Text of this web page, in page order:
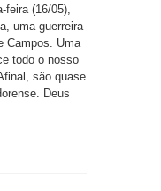
feira (16/05),
uma guerreira
Campos. Uma
todo o nosso
são quase
Deus